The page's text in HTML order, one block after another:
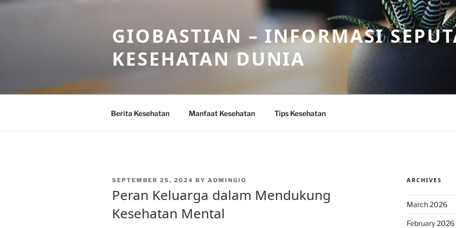
Skip
GIOBASTIAN – INFORMASI
KESEHATAN DUNIA
Berita Kesehatan Manfaat Kesehatan Tips Kesehatan
POSTED
SEPTEMBER 25, 2024 BY ADMINGIO
Peran Keluarga dalam Mendukung
Kesehatan Mental
ARCHIVES
March 2026
February 2026